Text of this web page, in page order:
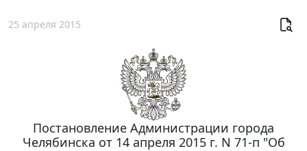
25 апреля 2015
Постановление Администрации города
Челябинска от 14 апреля 2015 г. N 71-п "Об